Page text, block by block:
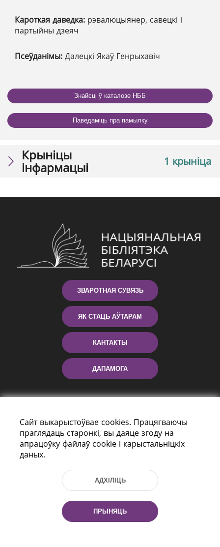
Кароткая даведка: рэвалюцыянер, савецкі і
партыйны дзеяч
Псеўданімы: Далецкі Якаў Генрыхавіч
Знайсці ў каталозе НББ
Паведаміць пра памылку
1 крыніца
Крыніцы
інфармацыі
ЗВАРОТНАЯ СУВЯЗЬ
ЯК СТАЦЬ АЎТАРАМ
КАНТАКТЫ
ДАПАМОГА
праспект Незалежнасці 116
г. Мiнск, Рэспубліка Беларусь, 220114
Тэл.: (+375 17) 368 37 37, Факс: (+375 17)
Эл. пошта: inbox@nlb.by
Сайт выкарыстоўвае cookies. Працягваючы
праглядаць старонкі, вы даяце згоду на
апрацоўку файлаў cookie і карыстальніцкіх
даных.
АДХІЛІЦЬ
ПРЫНЯЦЬ